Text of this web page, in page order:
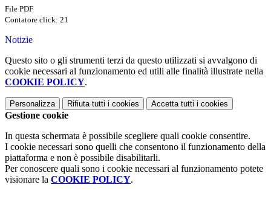
File PDF
Contatore click: 21
Notizie
Questo sito o gli strumenti terzi da questo utilizzati si avvalgono di
cookie necessari al funzionamento ed utili alle finalità illustrate nella
COOKIE POLICY.
Personalizza Rifiuta tutti i cookies Accetta tutti i cookies
Gestione cookie
In questa schermata è possibile scegliere quali cookie consentire.
I cookie necessari sono quelli che consentono il funzionamento della
piattaforma e non è possibile disabilitarli.
Per conoscere quali sono i cookie necessari al funzionamento potete
visionare la COOKIE POLICY.